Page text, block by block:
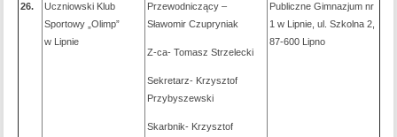
26.
Uczniowski Klub
Sportowy „Olimp”
w Lipnie
Przewodniczący –
Sławomir Czupryniak
Z-ca- Tomasz Strzelecki
Sekretarz- Krzysztof
Przybyszewski
Skarbnik- Krzysztof
Publiczne Gimnazjum nr
1 w Lipnie, ul. Szkolna 2,
87-600 Lipno